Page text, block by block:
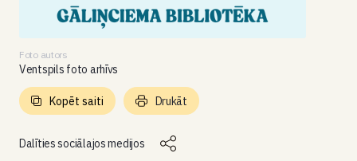
Foto autors
Ventspils foto arhīvs
Dalīties sociālajos medijos
Kopēt saiti Drukāt